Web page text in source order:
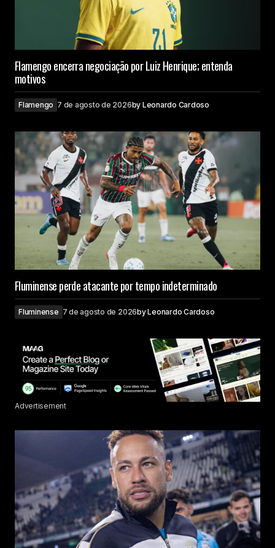
Flamengo encerra negociação por Luiz Henrique; entenda
motivos
Flamengo 7 de agosto de 2026by Leonardo Cardoso
Fluminense perde atacante por tempo indeterminado
Fluminense 7 de agosto de 2026byLeonardo Cardoso
Advertisement